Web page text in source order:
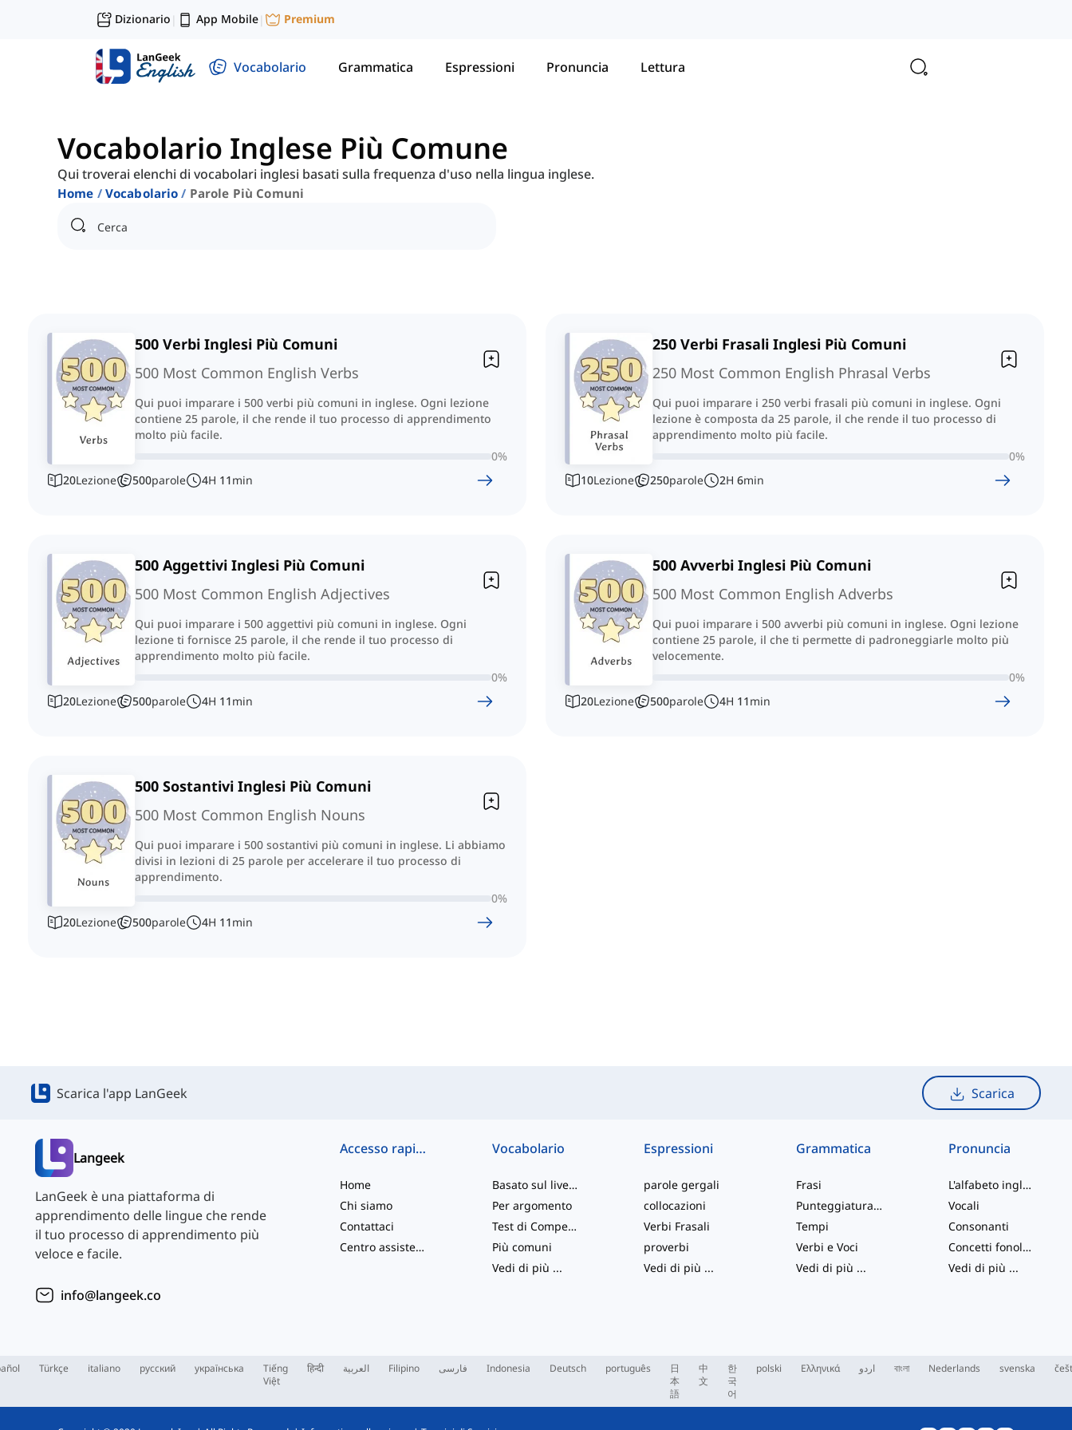
Dizionario | App Mobile| Premium
Vocabolario Grammatica Espressioni Pronuncia Lettura
Vocabolario Inglese Più Comune
Qui troverai elenchi di vocabolari inglesi basati sulla frequenza d'uso nella lingua inglese.
Home Vocabolario Parole Più Comuni
500 Verbi Inglesi Più Comuni
500 Most Common English Verbs
Qui puoi imparare i 500 verbi più comuni in inglese. Ogni lezione
contiene 25 parole, il che rende il tuo processo di apprendimento
molto più facile.
0%
20Lezione 500parole 4H 11min
250 Verbi Frasali Inglesi Più Comuni
250 Most Common English Phrasal Verbs
Qui puoi imparare i 250 verbi frasali più comuni in inglese. Ogni
lezione è composta da 25 parole, il che rende il tuo processo di
apprendimento molto più facile.
0%
10Lezione 250parole 2H 6min
500 Aggettivi Inglesi Più Comuni
500 Most Common English Adjectives
Qui puoi imparare i 500 aggettivi più comuni in inglese. Ogni
lezione ti fornisce 25 parole, il che rende il tuo processo di
apprendimento molto più facile.
0%
20Lezione 500parole 4H 11min
500 Avverbi Inglesi Più Comuni
500 Most Common English Adverbs
Qui puoi imparare i 500 avverbi più comuni in inglese. Ogni lezione
contiene 25 parole, il che ti permette di padroneggiarle molto più
velocemente.
0%
20Lezione 500parole 4H 11min
500 Sostantivi Inglesi Più Comuni
500 Most Common English Nouns
Qui puoi imparare i 500 sostantivi più comuni in inglese. Li abbiamo
divisi in lezioni di 25 parole per accelerare il tuo processo di
apprendimento.
0%
20Lezione 500parole 4H 11min
Scarica l'app LanGeek Scarica
Langeek
LanGeek è una piattaforma di
apprendimento delle lingue che rende
il tuo processo di apprendimento più
veloce e facile.
info@langeek.co
Accesso rapido
Home
Chi siamo
Contattaci
Centro assistenza
Vocabolario
Basato sul livello
Per argomento
Test di Competenza
Più comuni
Vedi di più ...
Espressioni
parole gergali
collocazioni
Verbi Frasali
proverbi
Vedi di più ...
Grammatica
Frasi
Punteggiatura e Ortografia
Tempi
Verbi e Voci
Vedi di più ...
Pronuncia
L'alfabeto inglese
Vocali
Consonanti
Concetti fonologici
Vedi di più ...
Türkçe italiano русский українська
Tiếng
Việt
हिन्दी العربية Filipino فارسی Indonesia Deutsch português
日
本
語
中
文
한
국
어
polski Ελληνικά اردو বাংলা Nederlands svenska